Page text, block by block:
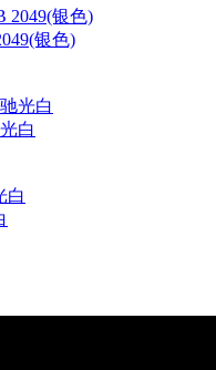
银色)
白